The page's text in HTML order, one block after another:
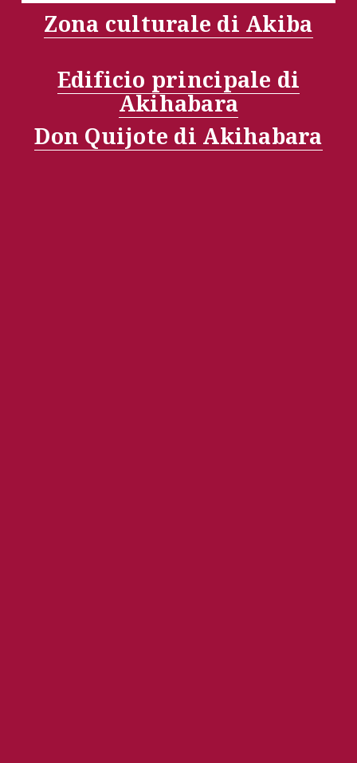
Zona culturale di Akiba
Edificio principale di
Akihabara
Don Quijote di Akihabara